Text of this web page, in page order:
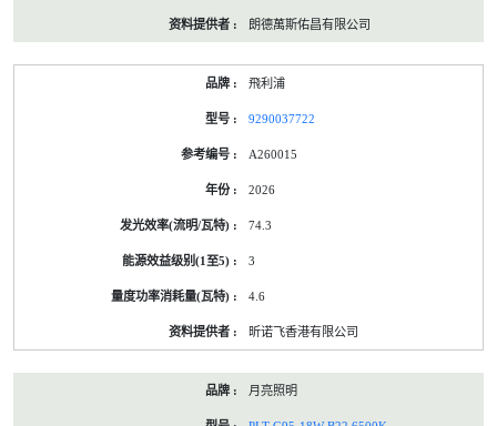
朗德萬斯佑昌有限公司
飛利浦
9290037722
A260015
2026
74.3
3
4.6
昕诺飞香港有限公司
月亮照明